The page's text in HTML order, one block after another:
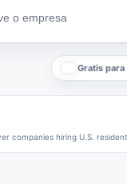
Gratis
companies hiring U.S.